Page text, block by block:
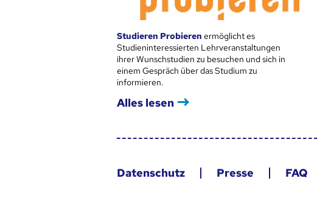
Studieren Probieren ermöglicht es
Studieninteressierten Lehrveranstaltungen
ihrer Wunschstudien zu besuchen und sich in
einem Gespräch über das Studium zu
informieren.
Alles lesen
Datenschutz Presse FAQ